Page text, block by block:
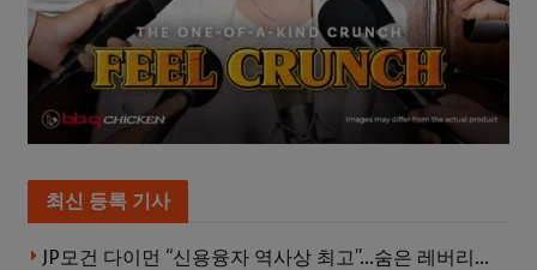
최신 등록 기사
JP모건 다이먼 “신용융자 역사상 최고”…숨은 레버리지 경고